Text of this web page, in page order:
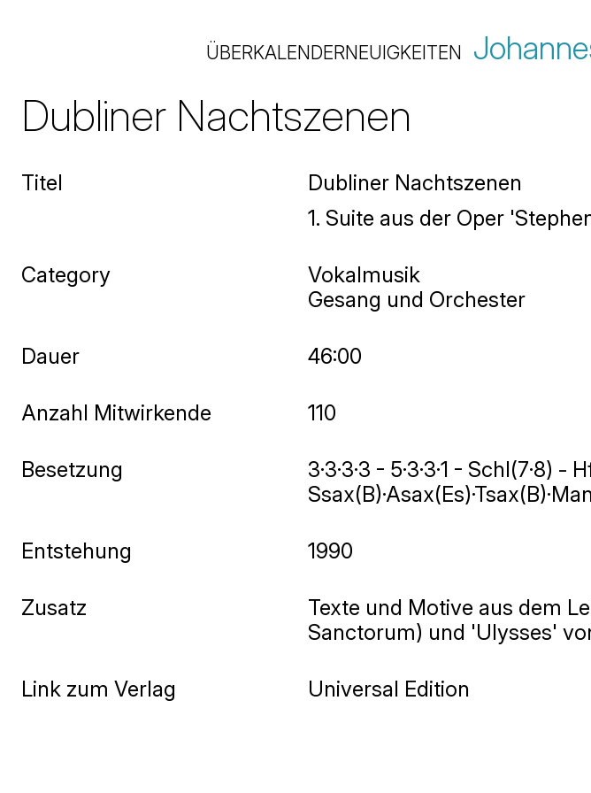
ÜBERKALENDERNEUIGKEITEN
Dubliner Nachtszenen
Titel
Dubliner Nachtszenen
1. Suite aus der Oper
Category
Vokalmusik
Gesang und Orchester
Dauer 46:00
Anzahl Mitwirkende 110
Besetzung
3·3·3·3 - 5·3·3·1 - Schl(7·8) -
Entstehung 1990
Zusatz
Texte und Motive aus dem
Sanctorum) und 'Ulysses'
Link zum Verlag Universal Edition